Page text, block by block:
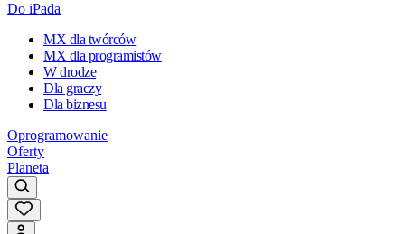
Do iPada
MX dla twórców
MX dla programistów
W drodze
Dla graczy
Dla biznesu
Oprogramowanie
Oferty
Planeta